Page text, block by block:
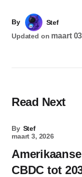
By
Stef
Updated on maart
Read Next
By Stef
maart 3, 2026
CBDC tot